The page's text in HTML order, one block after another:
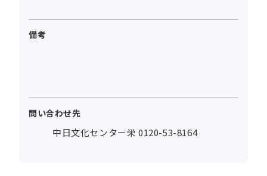
備考
問い合わせ先
中日文化センター栄 0120-53-8164